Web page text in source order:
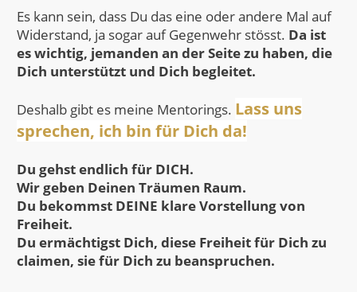
Es kann sein, dass Du das eine oder andere Mal auf
Widerstand, ja sogar auf Gegenwehr stösst. Da ist
es wichtig, jemanden an der Seite zu haben, die
Dich unterstützt und Dich begleitet.
Deshalb gibt es meine Mentorings. Lass uns
sprechen, ich bin für Dich da!
Du gehst endlich für DICH.
Wir geben Deinen Träumen Raum.
Du bekommst DEINE klare Vorstellung von
Freiheit.
Du ermächtigst Dich, diese Freiheit für Dich zu
claimen, sie für Dich zu beanspruchen.